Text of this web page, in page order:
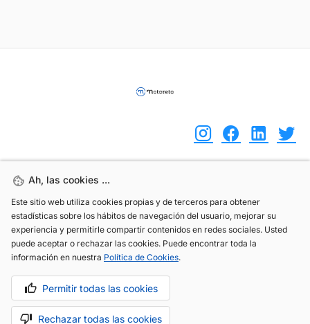
Ah, las cookies ...
Este sitio web utiliza cookies propias y de terceros para obtener
estadísticas sobre los hábitos de navegación del usuario, mejorar su
experiencia y permitirle compartir contenidos en redes sociales. Usted
puede aceptar o rechazar las cookies. Puede encontrar toda la
información en nuestra Política de Cookies.
Permitir todas las cookies
Rechazar todas las cookies
Ah, las cookies ...
Este sitio web utiliza cookies propias y de terceros para obtener
estadísticas sobre los hábitos de navegación del usuario, mejorar su
experiencia y permitirle compartir contenidos en redes sociales. Usted
puede aceptar o rechazar las cookies. Puede encontrar toda la
información en nuestra Política de Cookies.
Permitir todas las cookies
Rechazar todas las cookies
info@motoreto.com
Aviso legal Política de cookies